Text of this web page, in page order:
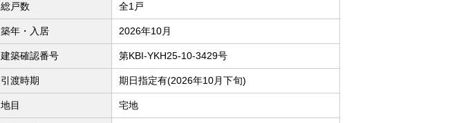
総戸数 全1戸
築年・入居 2026年10月
建築確認番号 第KBI-YKH25-10-3429号
引渡時期 期日指定有(2026年10月下旬)
地目 宅地